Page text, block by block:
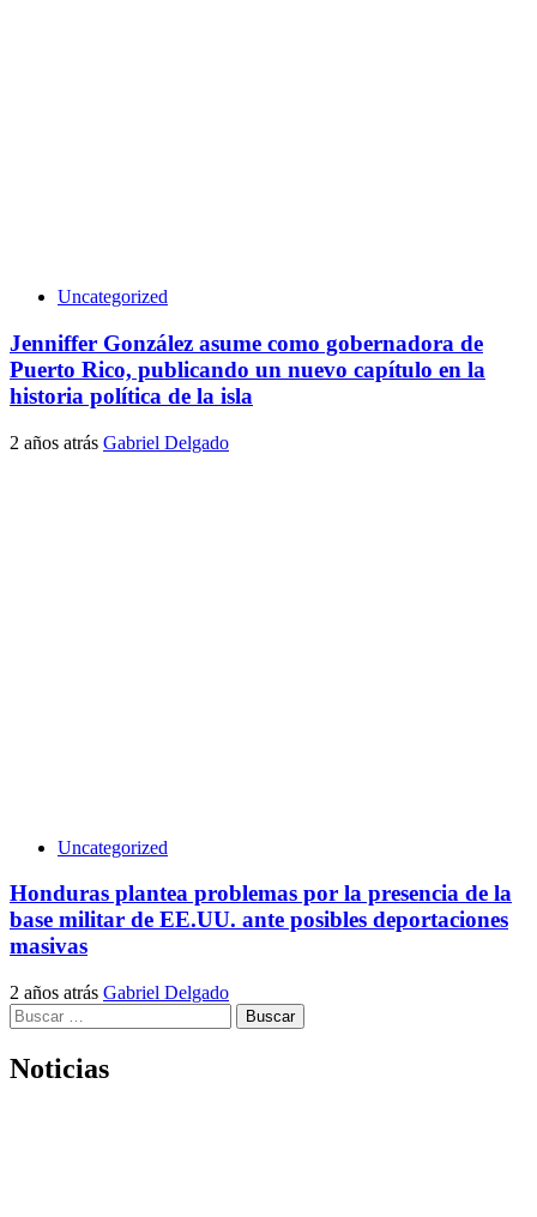
Uncategorized
Jenniffer González asume como gobernadora de
Puerto Rico, publicando un nuevo capítulo en la
historia política de la isla
2 años atrás Gabriel Delgado
Uncategorized
Honduras plantea problemas por la presencia de la
base militar de EE.UU. ante posibles deportaciones
masivas
2 años atrás Gabriel Delgado
Buscar:
Noticias